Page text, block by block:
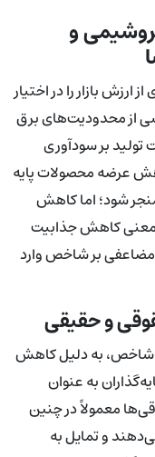
و
بازار را در اختیار
از محدودیت‌های برق
تولید بر سودآوری
عرضه محصولات پایه
شود؛ اما کاهش
معنی کاهش جذابیت
بر شاخص وارد
و حقیقی
شاخص، به دلیل کاهش
به عنوان
معمولاً در چنین
و تمایل به